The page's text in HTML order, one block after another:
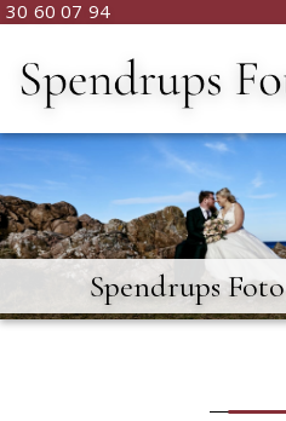
30 60 07 94
Spendrups